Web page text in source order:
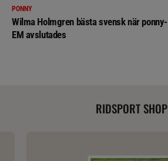
PONNY
Wilma Holmgren bästa svensk när ponny-
EM avslutades
RIDSPORT SHOP